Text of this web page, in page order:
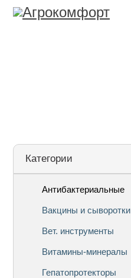
Категории
Антибактериальные
Вакцины и сыворотки
Вет. инструменты
Витамины-минералы
Гепатопротекторы